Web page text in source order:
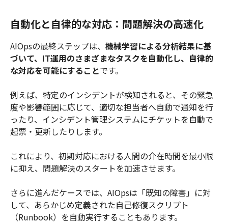
自動化と自律的な対応：問題解決の高速化
AIOpsの最終ステップは、 機械学習による分析結果に基
づいて、IT運用のさまざまなタスクを自動化し、自律的
な対応を可能にすることです。
例えば、特定のインシデントが検知されると、その緊急
度や影響範囲に応じて、適切な担当者へ自動で通知を行
ったり、インシデント管理システムにチケットを自動で
起票・更新したりします。
これにより、初期対応における人間の介在時間を最小限
に抑え、問題解決のスタートを加速させます。
さらに進んだケースでは、AIOpsは「既知の障害」に対
して、あらかじめ定義された自己修復スクリプト
（Runbook）を自動実行することもあります。